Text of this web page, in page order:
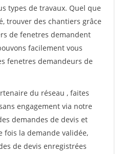
types de travaux. Quel que
trouver des chantiers grâce
de fenetres demandent
facilement vous
fenetres demandeurs de
du réseau , faites
engagement via notre
demandes de devis et
fois la demande validée,
de devis enregistrées